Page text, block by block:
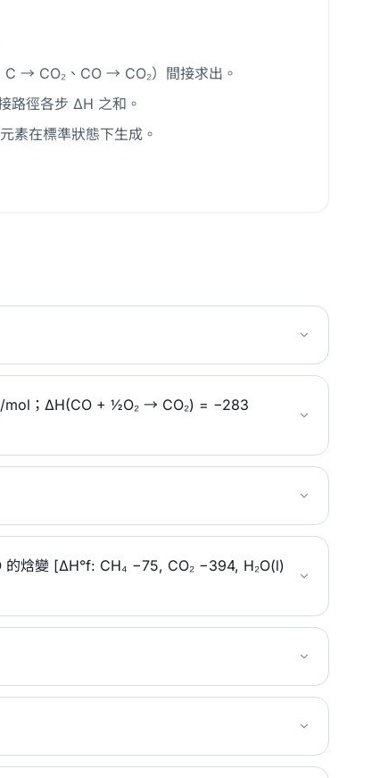
→ CO₂、CO → CO₂）間接求出。
路徑各步 ΔH 之和。
素在標準狀態下生成。
；ΔH(CO + ½O₂ → CO₂) = −283
焓變 [ΔH°f: CH₄ −75, CO₂ −394, H₂O(l)